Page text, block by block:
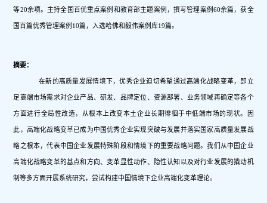
等20余项。主持全国百优重点案例和教育部主题案例，撰写管理案例60余篇，获全
国百篇优秀管理案例10篇，入选哈佛和毅伟案例库19篇。
摘要：
在新的高质量发展情境下，优秀企业迫切希望通过高端化战略变革，即立
足高端市场需求对企业产品、研发、品牌定位、资源部署、业务领域再确定等各个
方面进行全局性改造，从根本上改变本土企业长期徘徊于中低端市场的现状。因
此，高端化战略变革已成为中国优秀企业实现突破与发展并落实国家高质量发展战
略之根本，代表中国企业发展特殊阶段和情境下的重要战略问题。我们从中国企业
高端化战略变革的基点和方向、变革显性动作、隐性认知以及对行业发展的撬动机
制等多方面开展系统研究，尝试构建中国情境下企业高端化变革理论。